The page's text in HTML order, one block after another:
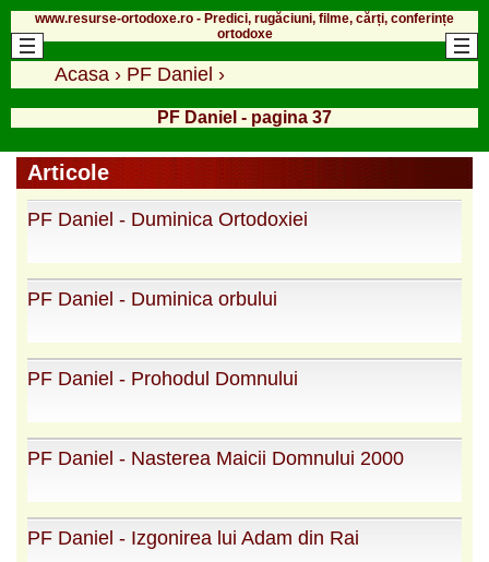
www.resurse-ortodoxe.ro - Predici, rugăciuni, filme, cărți, conferințe
ortodoxe
Acasa › PF Daniel ›
PF Daniel - pagina 37
Articole
PF Daniel - Duminica Ortodoxiei
PF Daniel - Duminica orbului
PF Daniel - Prohodul Domnului
PF Daniel - Nasterea Maicii Domnului 2000
PF Daniel - Izgonirea lui Adam din Rai